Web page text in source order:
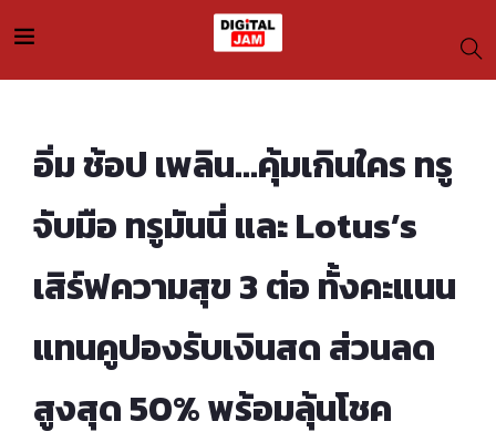
อิ่ม ช้อป เพลิน…คุ้มเกินใคร ทรู
จับมือ ทรูมันนี่ และ Lotus’s
เสิร์ฟความสุข 3 ต่อ ทั้งคะแนน
แทนคูปองรับเงินสด ส่วนลด
สูงสุด 50% พร้อมลุ้นโชค